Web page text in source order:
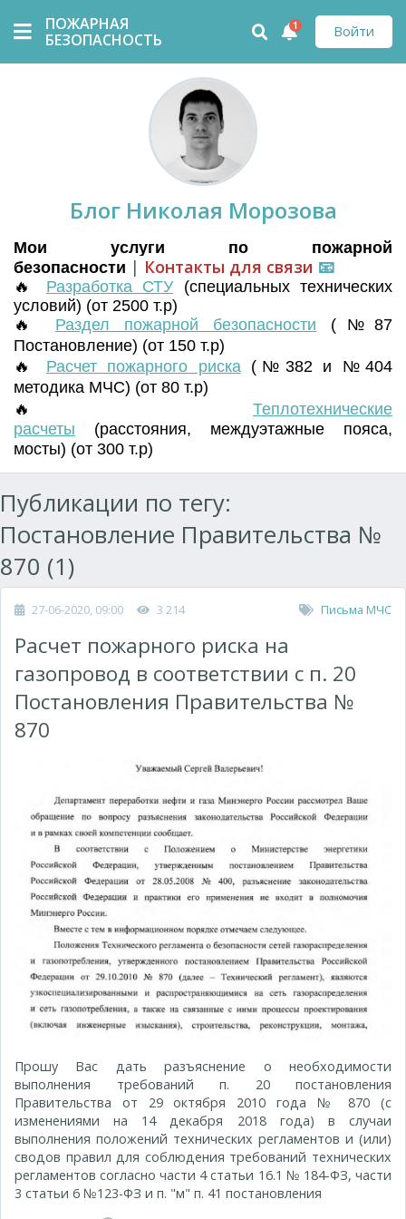
ПОЖАРНАЯ
БЕЗОПАСНОСТЬ
Войти
1
Блог Николая Морозова
Мои услуги по пожарной
безопасности | Контакты для связи 📧
🔥 Разработка СТУ (специальных технических
условий) (от 2500 т.р)
🔥 Раздел пожарной безопасности (№87
Постановление) (от 150 т.р)
🔥 Расчет пожарного риска(№382 и №404
методика МЧС) (от 80 т.р)
🔥 Теплотехнические
расчеты (расстояния, междуэтажные пояса,
мосты) (от 300 т.р)
Публикации по тегу:
Постановление Правительства №
870 (1)
27-06-2020, 09:00 3 214 Письма МЧС
Расчет пожарного риска на
газопровод в соответствии с п. 20
Постановления Правительства №
870
Прошу Вас дать разъяснение о необходимости
выполнения требований п. 20 постановления
Правительства от 29 октября 2010 года № 870 (с
изменениями на 14 декабря 2018 года) в случаи
выполнения положений технических регламентов и (или)
сводов правил для соблюдения требований технических
регламентов согласно части 4 статьи 16.1 № 184-ФЗ, части
3 статьи 6 №123-ФЗ и п. "м" п. 41 постановления